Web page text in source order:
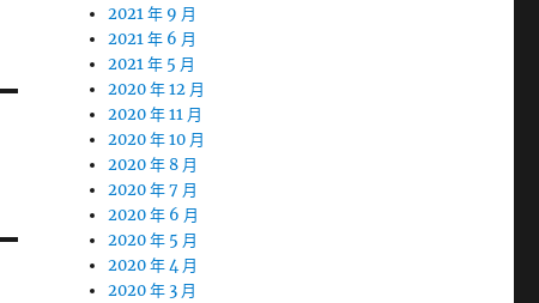
2021 年 9 月
2021 年 6 月
2021 年 5 月
2020 年 12 月
2020 年 11 月
2020 年 10 月
2020 年 8 月
2020 年 7 月
2020 年 6 月
2020 年 5 月
2020 年 4 月
2020 年 3 月